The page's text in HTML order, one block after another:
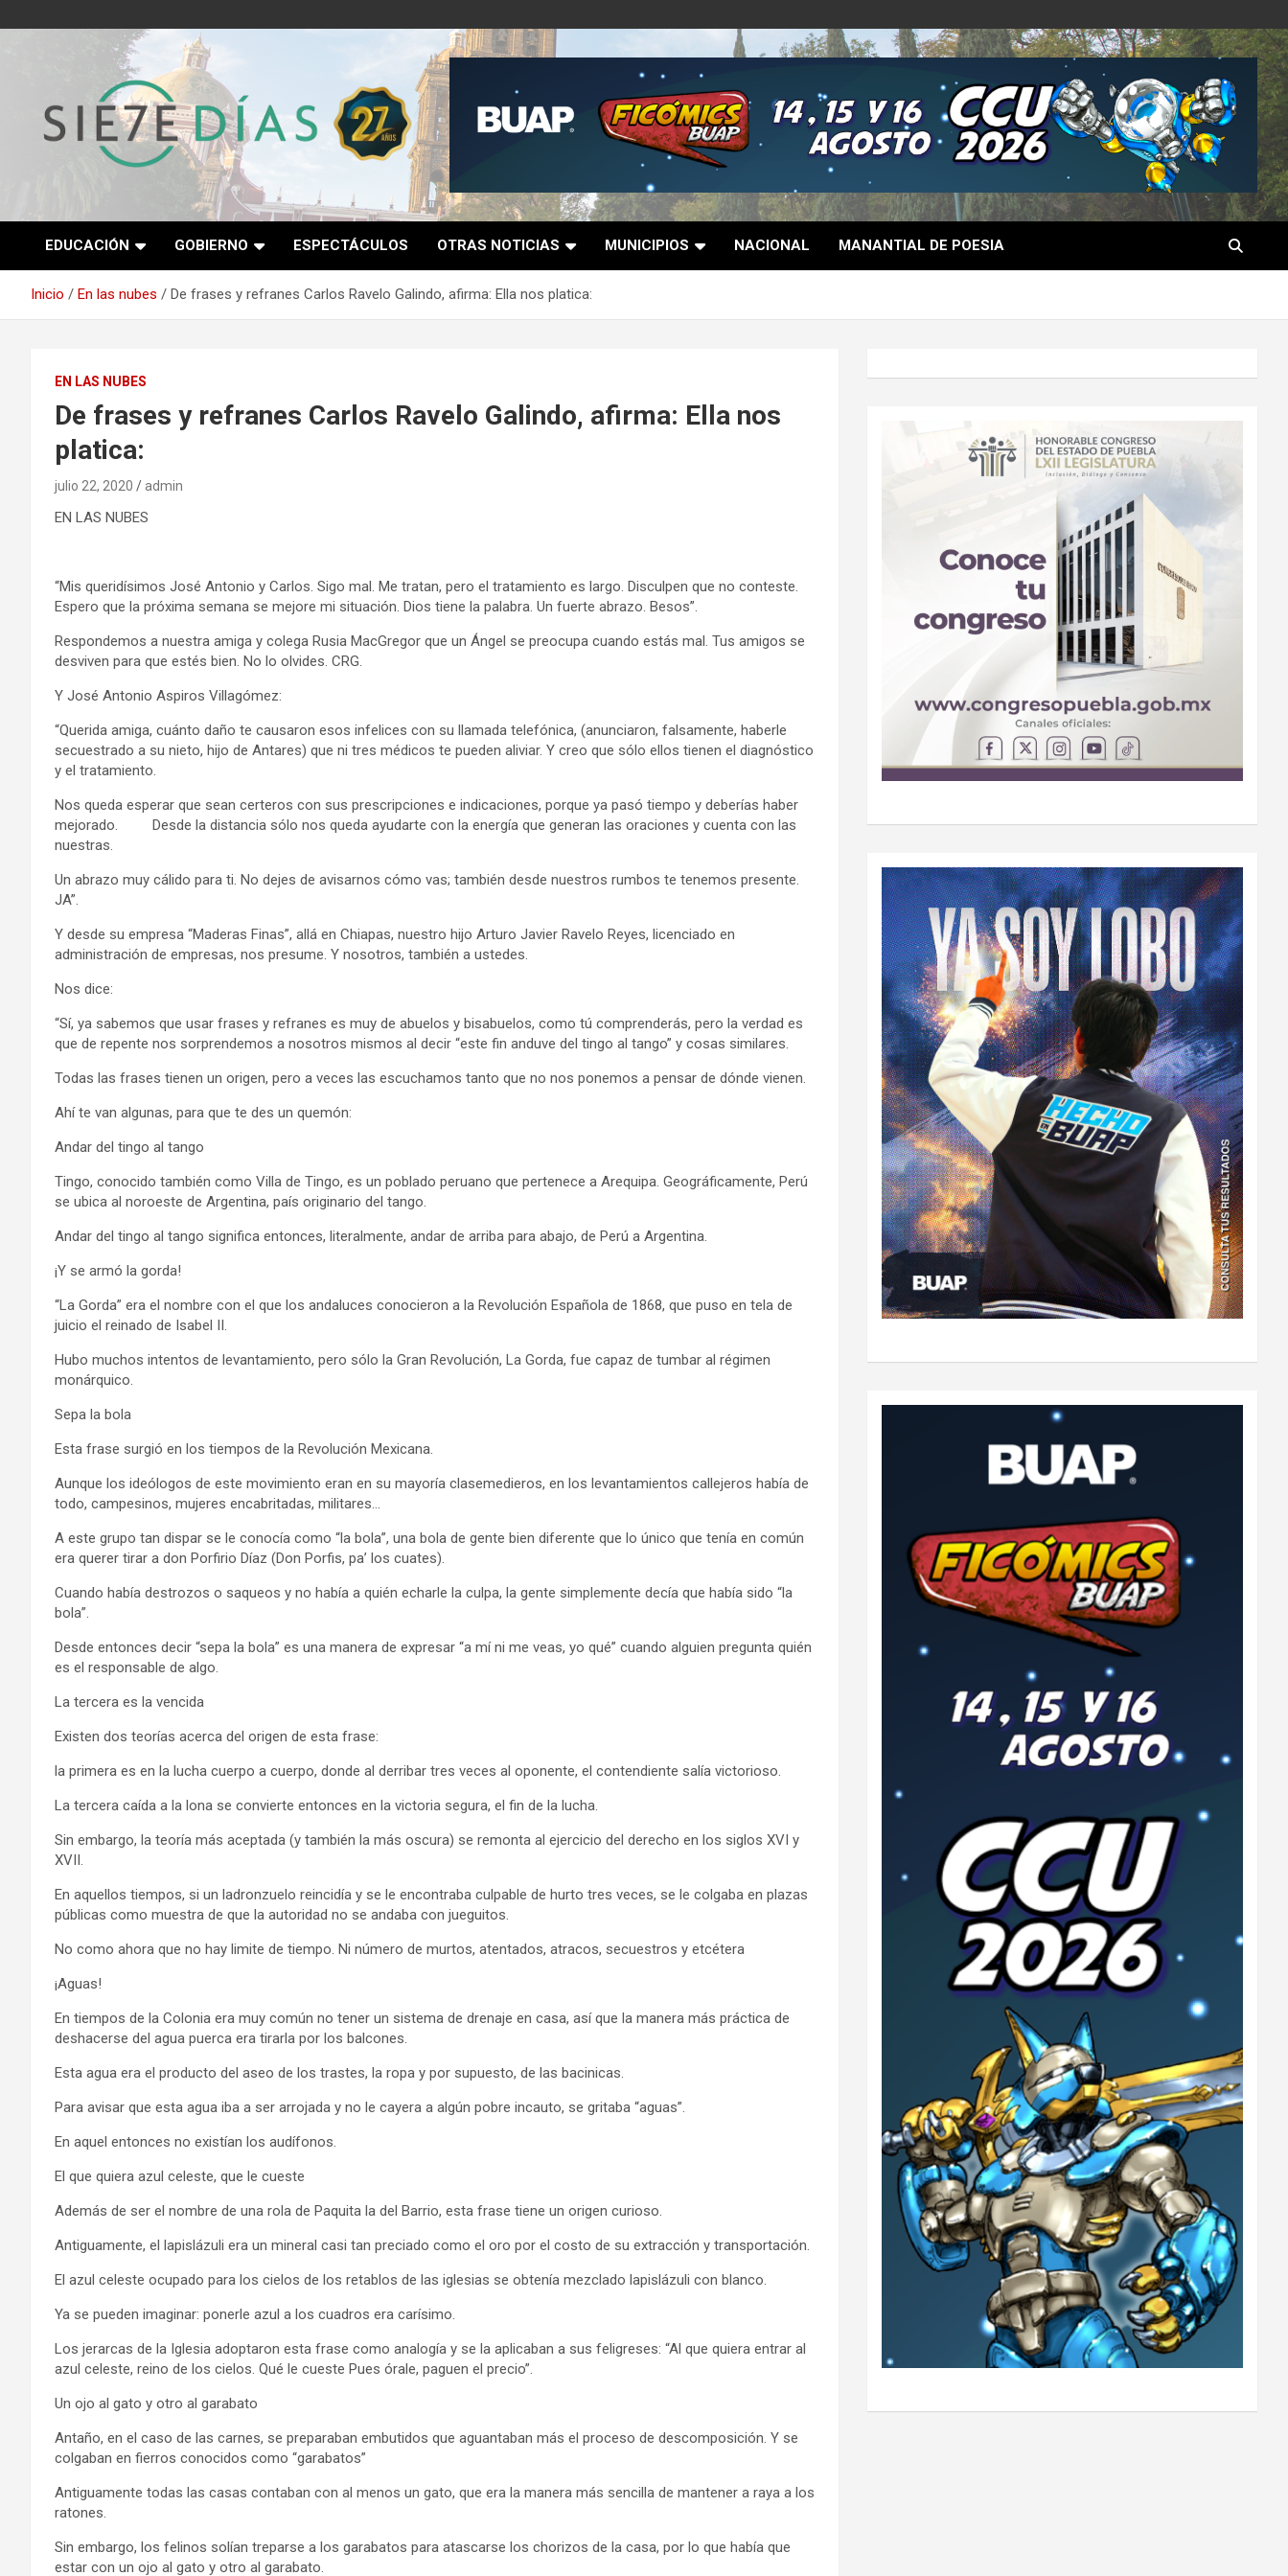
al
Semanario 7 Días
EDUCACIÓN GOBIERNO ESPECTÁCULOS OTRAS NOTICIAS MUNICIPIOS NACIONAL MANANTIAL DE POESIA
Inicio En las nubes De frases y refranes Carlos Ravelo Galindo, afirma: Ella nos platica:
EN LAS NUBES
De frases y refranes Carlos Ravelo Galindo, afirma: Ella nos
platica:
julio 22, 2020 admin
EN LAS NUBES
“Mis queridísimos José Antonio y Carlos. Sigo mal. Me tratan, pero el tratamiento es largo. Disculpen que no conteste.
Espero que la próxima semana se mejore mi situación. Dios tiene la palabra. Un fuerte abrazo. Besos”.
Respondemos a nuestra amiga y colega Rusia MacGregor que un Ángel se preocupa cuando estás mal. Tus amigos se
desviven para que estés bien. No lo olvides. CRG.
Y José Antonio Aspiros Villagómez:
“Querida amiga, cuánto daño te causaron esos infelices con su llamada telefónica, (anunciaron, falsamente, haberle
secuestrado a su nieto, hijo de Antares) que ni tres médicos te pueden aliviar. Y creo que sólo ellos tienen el diagnóstico
y el tratamiento.
Nos queda esperar que sean certeros con sus prescripciones e indicaciones, porque ya pasó tiempo y deberías haber
mejorado. Desde la distancia sólo nos queda ayudarte con la energía que generan las oraciones y cuenta con las
nuestras.
Un abrazo muy cálido para ti. No dejes de avisarnos cómo vas; también desde nuestros rumbos te tenemos presente.
JA”.
Y desde su empresa “Maderas Finas”, allá en Chiapas, nuestro hijo Arturo Javier Ravelo Reyes, licenciado en
administración de empresas, nos presume. Y nosotros, también a ustedes.
Nos dice:
“Sí, ya sabemos que usar frases y refranes es muy de abuelos y bisabuelos, como tú comprenderás, pero la verdad es
que de repente nos sorprendemos a nosotros mismos al decir “este fin anduve del tingo al tango” y cosas similares.
Todas las frases tienen un origen, pero a veces las escuchamos tanto que no nos ponemos a pensar de dónde vienen.
Ahí te van algunas, para que te des un quemón:
Andar del tingo al tango
Tingo, conocido también como Villa de Tingo, es un poblado peruano que pertenece a Arequipa. Geográficamente, Perú
se ubica al noroeste de Argentina, país originario del tango.
Andar del tingo al tango significa entonces, literalmente, andar de arriba para abajo, de Perú a Argentina.
¡Y se armó la gorda!
“La Gorda” era el nombre con el que los andaluces conocieron a la Revolución Española de 1868, que puso en tela de
juicio el reinado de Isabel II.
Hubo muchos intentos de levantamiento, pero sólo la Gran Revolución, La Gorda, fue capaz de tumbar al régimen
monárquico.
Sepa la bola
Esta frase surgió en los tiempos de la Revolución Mexicana.
Aunque los ideólogos de este movimiento eran en su mayoría clasemedieros, en los levantamientos callejeros había de
todo, campesinos, mujeres encabritadas, militares…
A este grupo tan dispar se le conocía como “la bola”, una bola de gente bien diferente que lo único que tenía en común
era querer tirar a don Porfirio Díaz (Don Porfis, pa’ los cuates).
Cuando había destrozos o saqueos y no había a quién echarle la culpa, la gente simplemente decía que había sido “la
bola”.
Desde entonces decir “sepa la bola” es una manera de expresar “a mí ni me veas, yo qué” cuando alguien pregunta quién
es el responsable de algo.
La tercera es la vencida
Existen dos teorías acerca del origen de esta frase:
la primera es en la lucha cuerpo a cuerpo, donde al derribar tres veces al oponente, el contendiente salía victorioso.
La tercera caída a la lona se convierte entonces en la victoria segura, el fin de la lucha.
Sin embargo, la teoría más aceptada (y también la más oscura) se remonta al ejercicio del derecho en los siglos XVI y
XVII.
En aquellos tiempos, si un ladronzuelo reincidía y se le encontraba culpable de hurto tres veces, se le colgaba en plazas
públicas como muestra de que la autoridad no se andaba con jueguitos.
No como ahora que no hay limite de tiempo. Ni número de murtos, atentados, atracos, secuestros y etcétera
¡Aguas!
En tiempos de la Colonia era muy común no tener un sistema de drenaje en casa, así que la manera más práctica de
deshacerse del agua puerca era tirarla por los balcones.
Esta agua era el producto del aseo de los trastes, la ropa y por supuesto, de las bacinicas.
Para avisar que esta agua iba a ser arrojada y no le cayera a algún pobre incauto, se gritaba “aguas”.
En aquel entonces no existían los audífonos.
El que quiera azul celeste, que le cueste
Además de ser el nombre de una rola de Paquita la del Barrio, esta frase tiene un origen curioso.
Antiguamente, el lapislázuli era un mineral casi tan preciado como el oro por el costo de su extracción y transportación.
El azul celeste ocupado para los cielos de los retablos de las iglesias se obtenía mezclado lapislázuli con blanco.
Ya se pueden imaginar: ponerle azul a los cuadros era carísimo.
Los jerarcas de la Iglesia adoptaron esta frase como analogía y se la aplicaban a sus feligreses: “Al que quiera entrar al
azul celeste, reino de los cielos. Qué le cueste Pues órale, paguen el precio”.
Un ojo al gato y otro al garabato
Antaño, en el caso de las carnes, se preparaban embutidos que aguantaban más el proceso de descomposición. Y se
colgaban en fierros conocidos como “garabatos”
Antiguamente todas las casas contaban con al menos un gato, que era la manera más sencilla de mantener a raya a los
ratones.
Sin embargo, los felinos solían treparse a los garabatos para atascarse los chorizos de la casa, por lo que había que
estar con un ojo al gato y otro al garabato.